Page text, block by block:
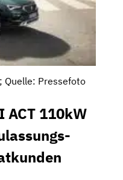
Quelle: Pressefoto
ACT 110kW